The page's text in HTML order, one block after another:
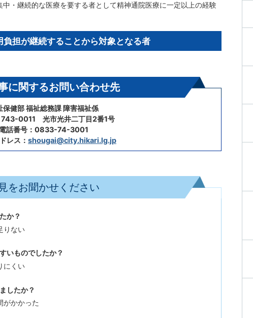
・継続的な医療を要する者として精神通院医療に一定以上の経験
担が継続することから対象となる者
に関するお問い合わせ先
保健部 福祉総務課 障害福祉係
743-0011 光市光井二丁目2番1号
電話番号：0833-74-3001
レス： shougai@city.hikari.lg.jp
をお聞かせください
か？
りない
いものでしたか？
にくい
したか？
がかかった